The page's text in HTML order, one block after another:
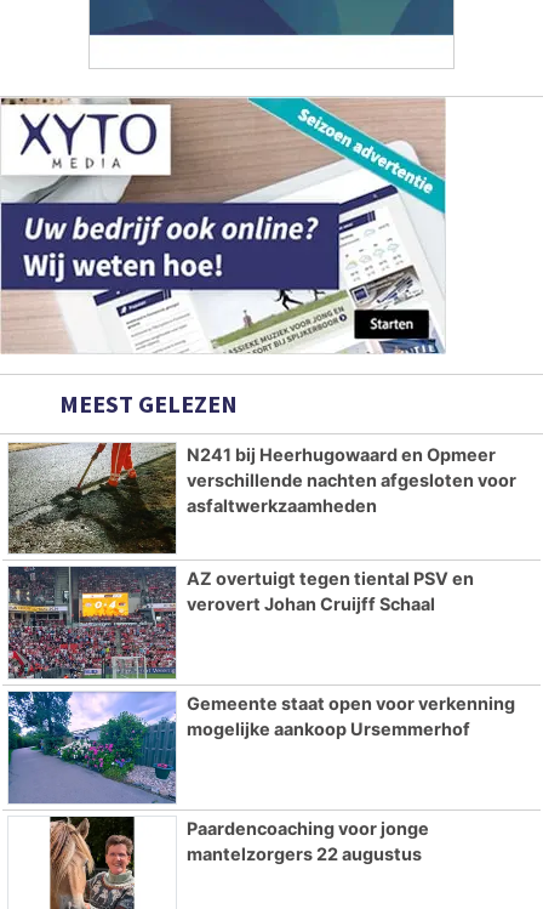
MEEST GELEZEN
N241 bij Heerhugowaard en Opmeer
verschillende nachten afgesloten voor
asfaltwerkzaamheden
AZ overtuigt tegen tiental PSV en
verovert Johan Cruijff Schaal
Gemeente staat open voor verkenning
mogelijke aankoop Ursemmerhof
Paardencoaching voor jonge
mantelzorgers 22 augustus